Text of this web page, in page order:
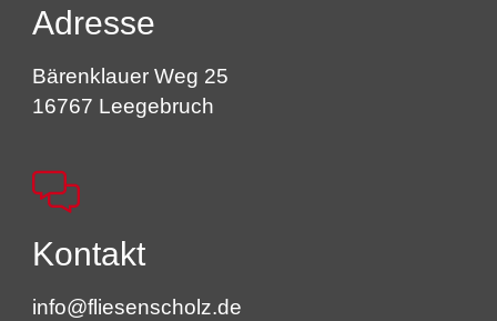
Adresse
Bärenklauer Weg 25
16767 Leegebruch
Kontakt
info@fliesenscholz.de